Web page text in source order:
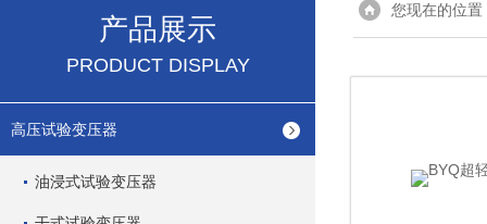
产品展示
PRODUCT DISPLAY
高压试验变压器
油浸式试验变压器
您现在的位置